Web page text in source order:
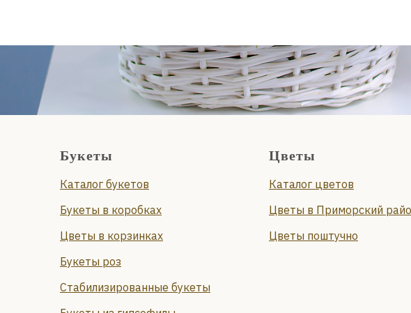
Букеты
Каталог букетов
Букеты в коробках
Цветы в корзинках
Букеты роз
Стабилизированные букеты
Цветы
Каталог цветов
Цветы в Приморский
Цветы поштучно